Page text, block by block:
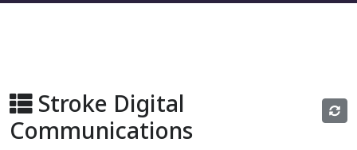
Stroke Digital
Communications